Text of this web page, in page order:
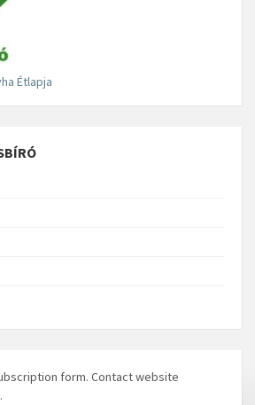
Étlapja
form. Contact website